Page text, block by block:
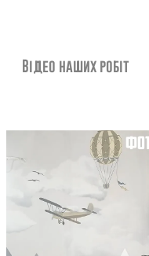
Відео наших робіт